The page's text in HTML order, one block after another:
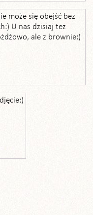
może się obejść bez
U nas dzisiaj też
ale z brownie:)